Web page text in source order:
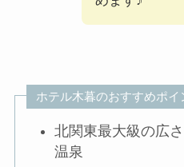
ホテル木暮のおすすめポイ
北関東最大級の広
温泉